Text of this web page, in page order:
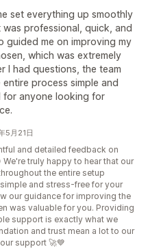
set everything up smoothly
professional, quick, and
guided me on improving my
which was extremely
I had questions, the team
process simple and
for anyone looking for
5月21日
and detailed feedback on
truly happy to hear that our
the entire setup
and stress-free for your
our guidance for improving the
was valuable for you. Providing
support is exactly what we
and trust mean a lot to our
support 🚀💙